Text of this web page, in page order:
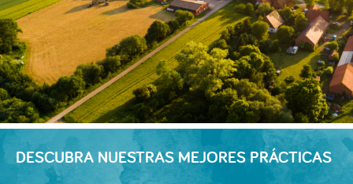
DESCUBRA NUESTRAS MEJORES PRÁCTICAS